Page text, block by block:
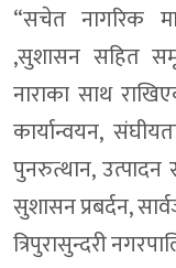
भेरी
५५
एमाले
“सचेत नागरिक
,सुशासन सहित
नाराका साथ
कार्यान्वयन,
पुनरुत्थान, उत्पादन
सुशासन प्रबर्दन,
त्रिपुरासुन्दरी